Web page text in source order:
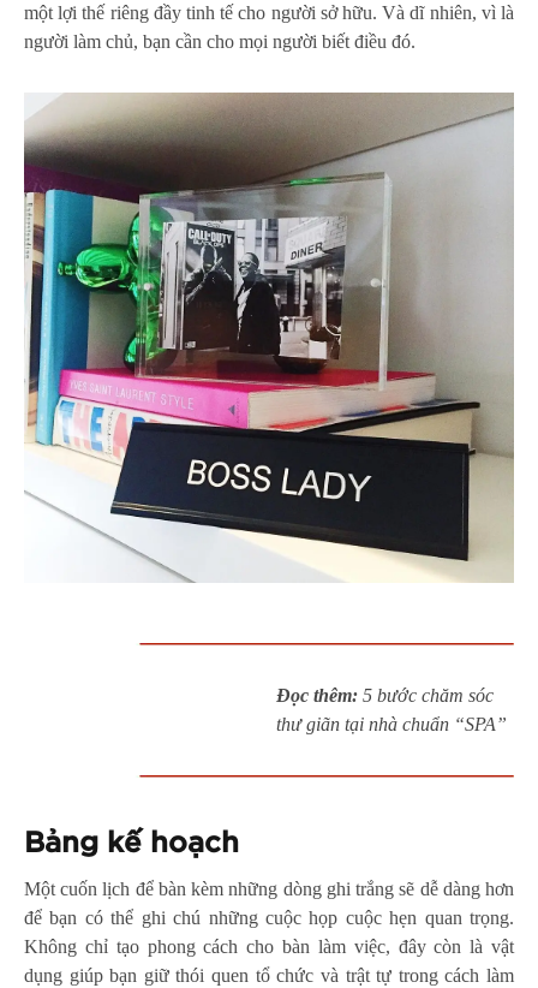
một lợi thế riêng đầy tinh tế cho người sở hữu. Và dĩ nhiên, vì là
người làm chủ, bạn cần cho mọi người biết điều đó.
Đọc thêm: 5 bước chăm sóc
thư giãn tại nhà chuẩn “SPA”
Bảng kế hoạch
Một cuốn lịch để bàn kèm những dòng ghi trắng sẽ dễ dàng hơn
để bạn có thể ghi chú những cuộc họp cuộc hẹn quan trọng.
Không chỉ tạo phong cách cho bàn làm việc, đây còn là vật
dụng giúp bạn giữ thói quen tổ chức và trật tự trong cách làm